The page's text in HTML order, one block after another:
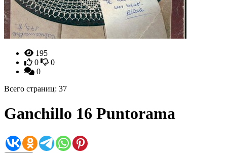
195
0
0
0
Всего страниц: 37
Ganchillo 16 Puntorama